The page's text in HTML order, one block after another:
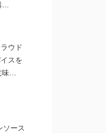
…
ウド
スを
味…
ソース